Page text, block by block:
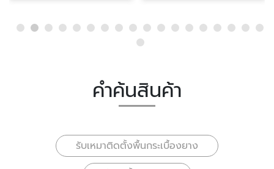
คำค้นสินค้า
รับเหมาติดตั้งพื้นกระเบื้องยาง